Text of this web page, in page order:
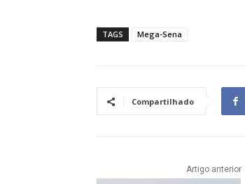
TAGS Mega-Sena
Compartilhado
Artigo anterior